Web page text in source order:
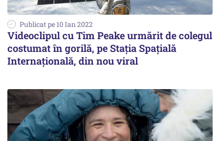
Publicat pe 10 Ian 2022
Videoclipul cu Tim Peake urmărit de colegul
costumat în gorilă, pe Stația Spațială
Internațională, din nou viral